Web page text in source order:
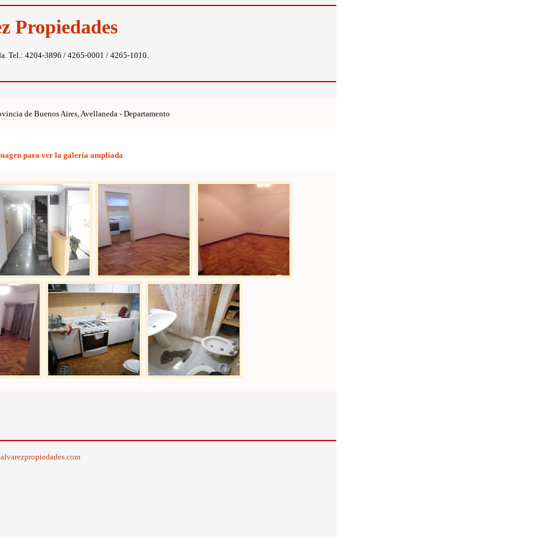
Propiedades
Tel.: 4204-3896 / 4265-0001 / 4265-1010.
de Buenos Aires, Avellaneda - Departamento
para ver la galería ampliada